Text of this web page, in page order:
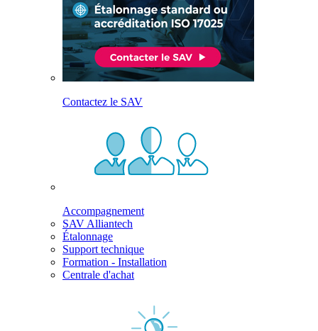
Contactez le SAV
Accompagnement
SAV Alliantech
Étalonnage
Support technique
Formation - Installation
Centrale d'achat